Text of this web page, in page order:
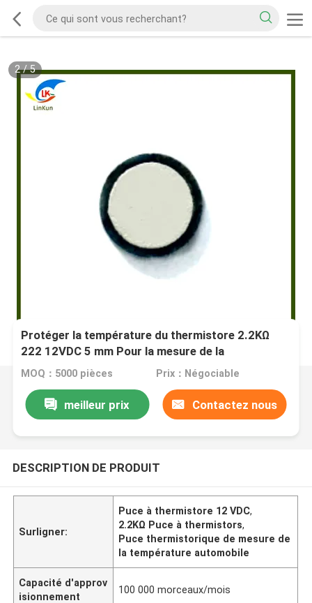
2/5
Protéger la température du thermistore 2.2KΩ
222 12VDC 5 mm Pour la mesure de la
température automobile Puce de thermistore
MOQ：5000 pièces Prix：Négociable
meilleur prix Contactez nous
DESCRIPTION DE PRODUIT
Surligner:
Puce à thermistore 12 VDC,
2.2KΩ Puce à thermistors,
Puce thermistorique de mesure de
la température automobile
Capacité d'approv
isionnement
100 000 morceaux/mois